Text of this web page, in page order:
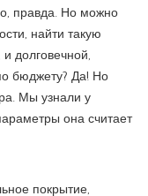
правда. Но можно
найти такую
долговечной,
бюджету? Да! Но
Мы узнали у
она считает